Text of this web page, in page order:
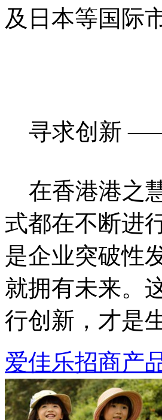
及日本等国际
寻求创新
在香港港之
式都在不断进
是企业突破性
就拥有未来。
行创新，才是
爱佳乐招商产